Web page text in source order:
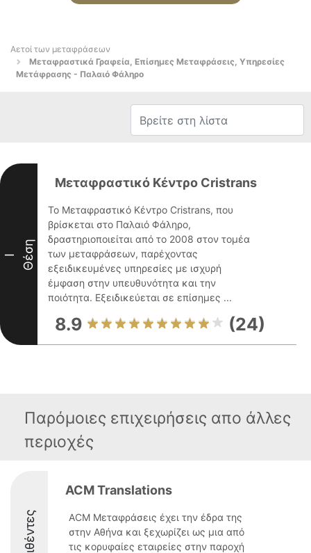
Αετοί των μεταφράσεων
Μεταφραστικά Γραφεία, Επίσημες Μεταφράσεις, Υπηρεσίες
Μετάφρασης - Παλαιό Φάληρο
I Θέση
Μεταφραστικό Κέντρο Cristrans
Το Μεταφραστικό Κέντρο Cristrans, που
βρίσκεται στο Παλαιό Φάληρο,
δραστηριοποιείται από το 2008 στον τομέα
των μεταφράσεων, παρέχοντας
εξειδικευμένες υπηρεσίες με ισχυρή
έμφαση στην υπευθυνότητα και την
ποιότητα. Εξειδικεύεται σε επίσημες ...
8.9 (24)
Παρόμοιες επιχειρήσεις απο άλλες
περιοχές
ACM Translations
ACM Μεταφράσεις έχει την έδρα της
στην Αθήνα και ξεχωρίζει ως μια από
τις κορυφαίες εταιρείες στην παροχή